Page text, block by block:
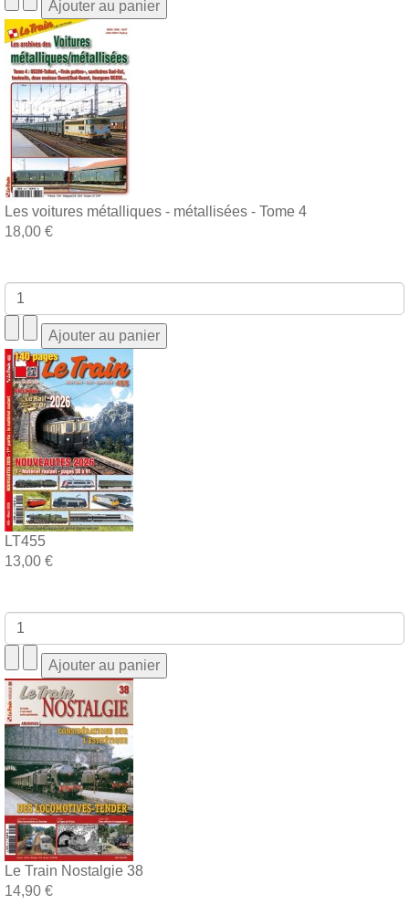
Les voitures métalliques - métallisées - Tome 4
18,00 €
LT455
13,00 €
Le Train Nostalgie 38
14,90 €